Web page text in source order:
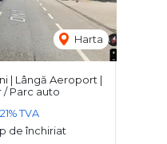
Harta
| Lângă Aeroport |
/ Parc auto
TVA
de închiriat